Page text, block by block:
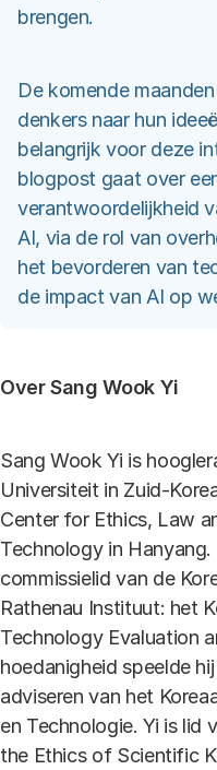
brengen.
De komende
denkers naar hun
belangrijk voor deze
blogpost gaat over
verantwoordelijkheid
AI, via de rol van
het bevorderen van
de impact van AI op
Over Sang Wook Yi
Sang Wook Yi is
Universiteit in Zuid-
Center for Ethics, Law
Technology in
commissielid van de
Rathenau Instituut: het
Technology Evaluation
hoedanigheid speelde
adviseren van het
en Technologie. Yi is lid
the Ethics of Scientific